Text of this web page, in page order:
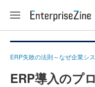
ERP失敗の法則～なぜ企業シ
ERP導入のプ